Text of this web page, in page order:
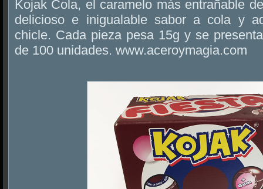
Kojak Cola, el caramelo más entrañable
delicioso e inigualable sabor a cola y
chicle. Cada pieza pesa 15g y se
de 100 unidades. www.aceroymagia.com